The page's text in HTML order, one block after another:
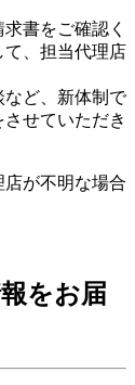
書をご確認く
て、担当代理店
ど、新体制で
せていただき
が不明な場合
をお届